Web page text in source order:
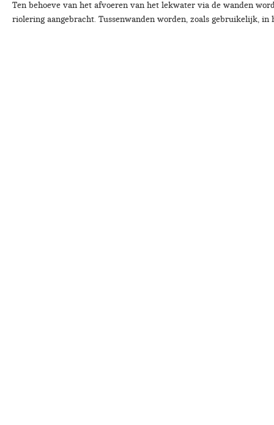
Ten behoeve van het afvoeren van het lekwater via de wanden
riolering aangebracht. Tussenwanden worden, zoals gebruikelijk,